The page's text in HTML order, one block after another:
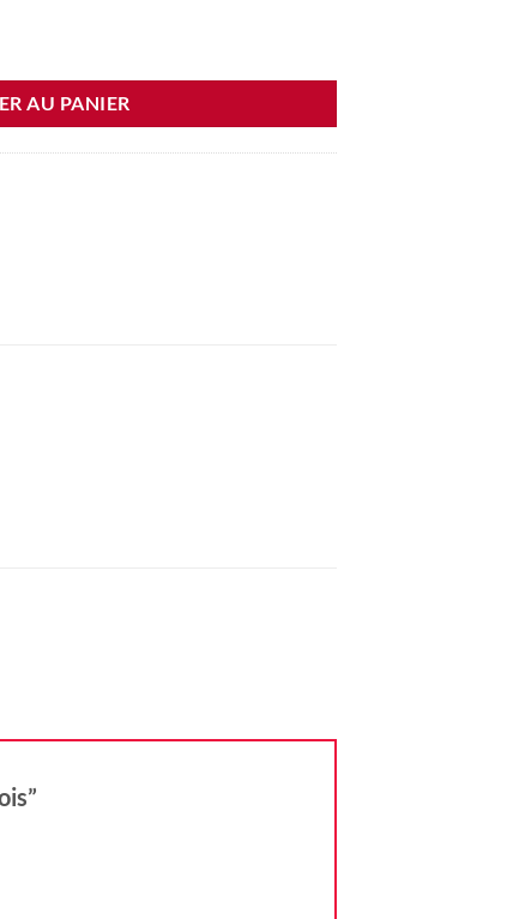
AU PANIER